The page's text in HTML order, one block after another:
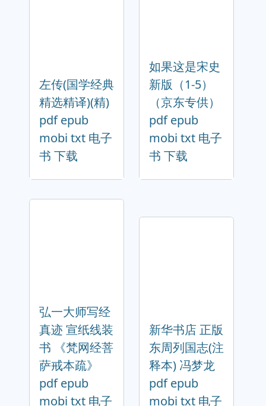
左传(国学经典
精选精译)(精)
pdf epub
mobi txt 电子
书 下载
如果这是宋史
新版（1-5）
（京东专供）
pdf epub
mobi txt 电子
书 下载
弘一大师写经
真迹 宣纸线装
书 《梵网经菩
萨戒本疏》
pdf epub
mobi txt 电子
新华书店 正版
东周列国志(注
释本) 冯梦龙
pdf epub
mobi txt 电子